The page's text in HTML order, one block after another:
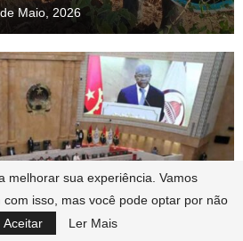
Maio, 2026
ADIAMENTOS,
melhorar sua experiência. Vamos
isso, mas você pode optar por não
Aceitar Ler Mais